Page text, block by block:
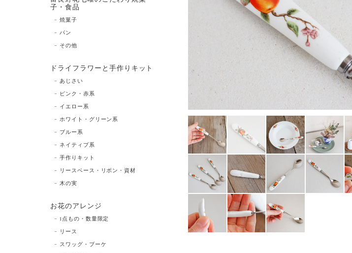
子・食品
焼菓子
パン
その他
ドライフラワーと手作りキット
あじさい
ピンク・赤系
イエロー系
ホワイト・グリーン系
ブルー系
ネイティブ系
手作りキット
リースベース・リボン・資材
木の実
お花のアレンジ
1点もの・数量限定
リース
スワッグ・ブーケ